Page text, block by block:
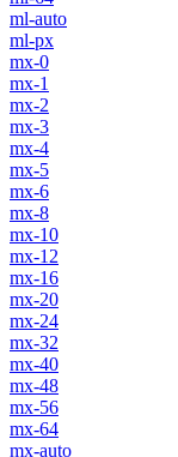
ml-auto
ml-px
mx-0
mx-1
mx-2
mx-3
mx-4
mx-5
mx-6
mx-8
mx-10
mx-12
mx-16
mx-20
mx-24
mx-32
mx-40
mx-48
mx-56
mx-64
mx-auto